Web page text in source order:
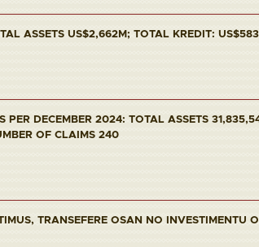
ASSETS US$2,662M; TOTAL KREDIT:
PER DECEMBER 2024: TOTAL ASSETS
OF CLAIMS 240
TRANSEFERE OSAN NO INVESTIMENTU